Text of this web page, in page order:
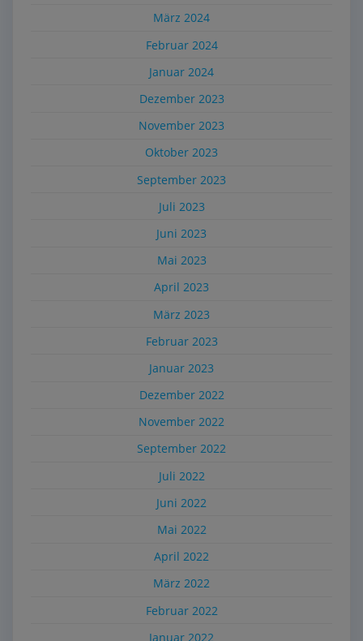
März 2024
Februar 2024
Januar 2024
Dezember 2023
November 2023
Oktober 2023
September 2023
Juli 2023
Juni 2023
Mai 2023
April 2023
März 2023
Februar 2023
Januar 2023
Dezember 2022
November 2022
September 2022
Juli 2022
Juni 2022
Mai 2022
April 2022
März 2022
Februar 2022
Januar 2022